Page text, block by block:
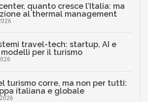
quanto cresce l’Italia: ma
al thermal management
travel-tech: startup, AI e
per il turismo
turismo corre, ma non per tutti:
italiana e globale